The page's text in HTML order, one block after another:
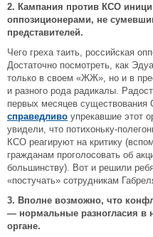
2. Кампания против КСО
оппозиционерами, не
представителей.
Чего греха таить, российская
Достаточно посмотреть, как
только в своем «ЖЖ», но и в
и разного рода радикалы.
первых месяцев существования
справедливо упрекавшие этот
увидели, что потихоньку-
КСО реагируют на критику
гражданам проголосовать об
большинству). Вот и решили
«постучать» сотрудникам
3. Вполне возможно, что
— нормальные разногласия в
органе.